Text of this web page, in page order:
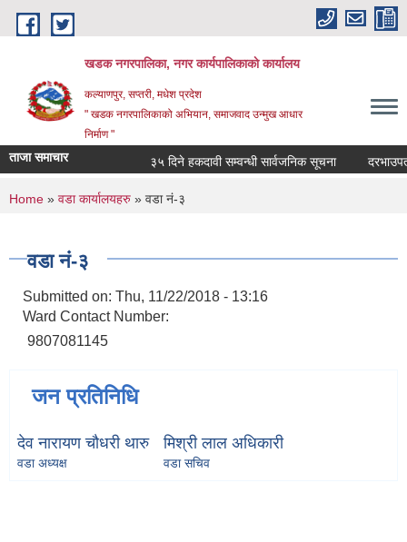
Skip to main content
खडक नगरपालिका, नगर कार्यपालिकाकाे कार्यालय
कल्याणपुर, सप्तरी, मधेश प्रदेश
" खडक नगरपालिकाको अभियान, समाजवाद उन्मुख आधार
निर्माण "
ताजा समाचार ३५ दिने हकदावी सम्वन्धी सार्वजनिक सूचना
You are here
Home » वडा कार्यालयहरु » वडा नं-३
वडा नं-३
Submitted on: Thu, 11/22/2018 - 13:16
Ward Contact Number:
9807081145
जन प्रतिनिधि
देव नारायण चौधरी थारु
वडा अध्यक्ष
मिश्री लाल अधिकारी
वडा सचिव